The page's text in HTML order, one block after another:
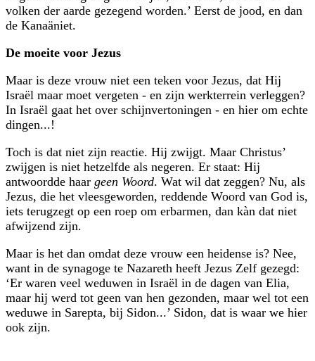
volken der aarde gezegend worden.’ Eerst de jood, en dan
de Kanaäniet.
De moeite voor Jezus
Maar is deze vrouw niet een teken voor Jezus, dat Hij
Israël maar moet vergeten - en zijn werkterrein verleggen?
In Israël gaat het over schijnvertoningen - en hier om echte
dingen...!
Toch is dat niet zijn reactie. Hij zwijgt. Maar Christus’
zwijgen is niet hetzelfde als negeren. Er staat: Hij
antwoordde haar geen Woord. Wat wil dat zeggen? Nu, als
Jezus, die het vleesgeworden, reddende Woord van God is,
iets terugzegt op een roep om erbarmen, dan kàn dat niet
afwijzend zijn.
Maar is het dan omdat deze vrouw een heidense is? Nee,
want in de synagoge te Nazareth heeft Jezus Zelf gezegd:
‘Er waren veel weduwen in Israël in de dagen van Elia,
maar hij werd tot geen van hen gezonden, maar wel tot een
weduwe in Sarepta, bij Sidon...’ Sidon, dat is waar we hier
ook zijn.